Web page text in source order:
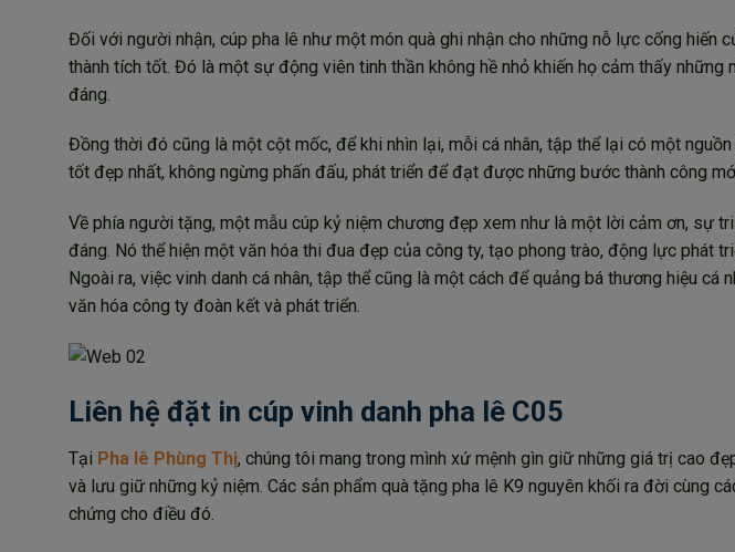
Đối với người nhận, cúp pha lê như một món quà ghi nhận cho những nỗ lực cống hiến
thành tích tốt. Đó là một sự động viên tinh thần không hề nhỏ khiến họ cảm thấy những
đáng.
Đồng thời đó cũng là một cột mốc, để khi nhìn lại, mỗi cá nhân, tập thể lại có một
tốt đẹp nhất, không ngừng phấn đấu, phát triển để đạt được những bước thành công
Về phía người tặng, một mẫu cúp kỷ niệm chương đẹp xem như là một lời cảm ơn, sự
đáng. Nó thể hiện một văn hóa thi đua đẹp của công ty, tạo phong trào, động lực phát
Ngoài ra, việc vinh danh cá nhân, tập thể cũng là một cách để quảng bá thương hiệu cá
văn hóa công ty đoàn kết và phát triển.
Liên hệ đặt in cúp vinh danh pha lê C05
Tại Pha lê Phùng Thị, chúng tôi mang trong mình xứ mệnh gìn giữ những giá trị cao
và lưu giữ những kỷ niệm. Các sản phẩm quà tặng pha lê K9 nguyên khối ra đời cùng
chứng cho điều đó.